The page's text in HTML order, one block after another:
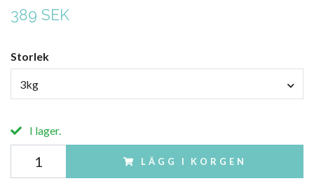
389 SEK
Storlek
3kg
I lager.
LÄGG I KORGEN